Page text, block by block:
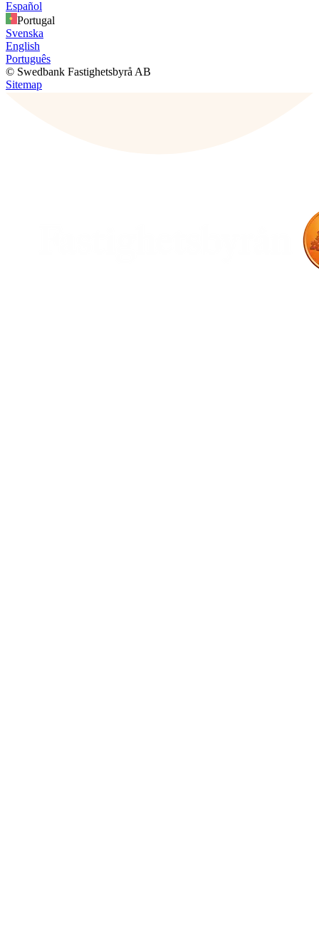
Español
Portugal
Svenska
English
Português
© Swedbank Fastighetsbyrå AB
Sitemap